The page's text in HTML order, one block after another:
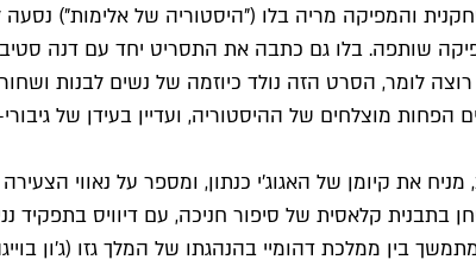
המערב. ב-2015 השחקנית והמפיקה מריה בלו ("היסטוריה של
שותפה. בלו גם כתבה את התסריט יחד עם דנה
לומר, הסרט הזה נולד כיוזמה של נשים לבנות
הפחות מוצלחים של ההיסטוריה, ועדיין בעידן של
"לוחמת", המתרחש ב-1823, מניח את קיומן של האגוג'י כנתון,
בתבנית קלאסית של סיפור חניכה, עם דיוויס בתפקיד
בין ממלכת דהומיי בהנהגתו של המלך גזו (ג'ון